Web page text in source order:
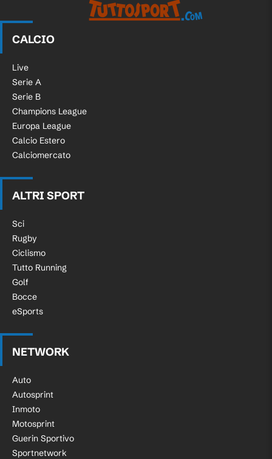
CALCIO
Live
Serie A
Serie B
Champions League
Europa League
Calcio Estero
Calciomercato
ALTRI SPORT
Sci
Rugby
Ciclismo
Tutto Running
Golf
Bocce
eSports
NETWORK
Auto
Autosprint
Inmoto
Motosprint
Guerin Sportivo
Sportnetwork